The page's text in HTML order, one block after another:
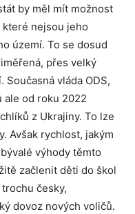
by měl mít možnost
nejsou jeho
území. To se dosud
přes velký
vláda ODS,
ale od roku 2022
z Ukrajiny. To lze
Avšak rychlost, jakým
výhody těmto
začlenit děti do škol
česky,
dovoz nových voličů.